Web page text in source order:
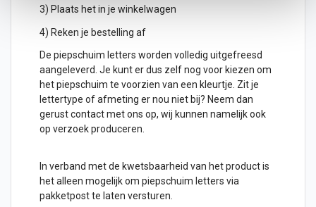
3) Plaats het in je winkelwagen
4) Reken je bestelling af
De piepschuim letters worden volledig uitgefreesd
aangeleverd. Je kunt er dus zelf nog voor kiezen om
het piepschuim te voorzien van een kleurtje. Zit je
lettertype of afmeting er nou niet bij? Neem dan
gerust contact met ons op, wij kunnen namelijk ook
op verzoek produceren.
In verband met de kwetsbaarheid van het product is
het alleen mogelijk om piepschuim letters via
pakketpost te laten versturen.